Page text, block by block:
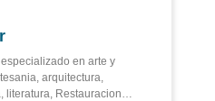
en arte y
arquitectura,
literatura, Restauracion…